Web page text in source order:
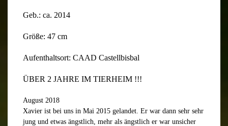
Geb.: ca. 2014
Größe: 47 cm
Aufenthaltsort: CAAD Castellbisbal
ÜBER 2 JAHRE IM TIERHEIM !!!
August 2018
Xavier ist bei uns in Mai 2015 gelandet. Er war dann sehr sehr
jung und etwas ängstlich, mehr als ängstlich er war unsicher